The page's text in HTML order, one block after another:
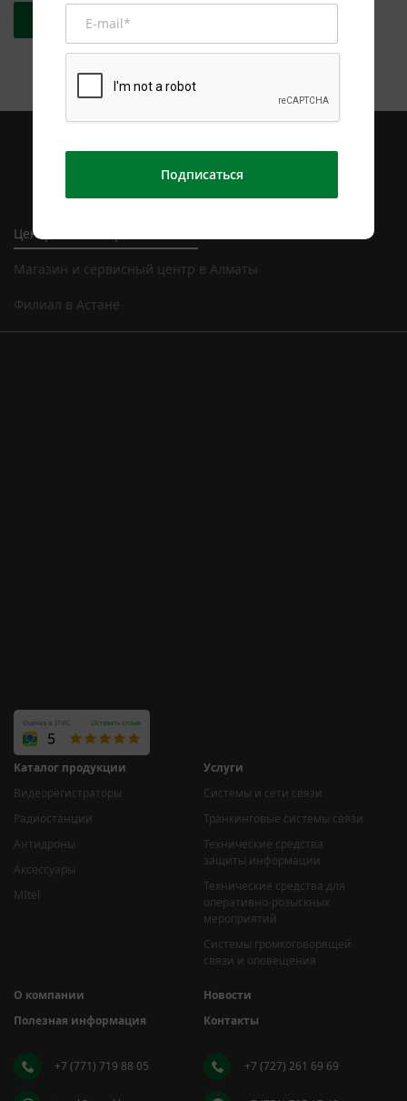
Получить консультацию
Каталог продукции
Видеорегистраторы
Радиостанции
Антидроны
Аксессуары
MItel
Услуги
Системы и сети связи
Транкинговые системы связи
Технические средства
защиты информации
Технические средства для
оперативно-розыскных
мероприятий
Системы громкоговорящей
связи и оповещения
О компании
Новости
Полезная информация
Контакты
+7 (771) 719 88 05 +7 (727) 261 69 69
Центральный офис в Алматы
Магазин и сервисный центр в Алматы
Филиал в Астане
Подписаться